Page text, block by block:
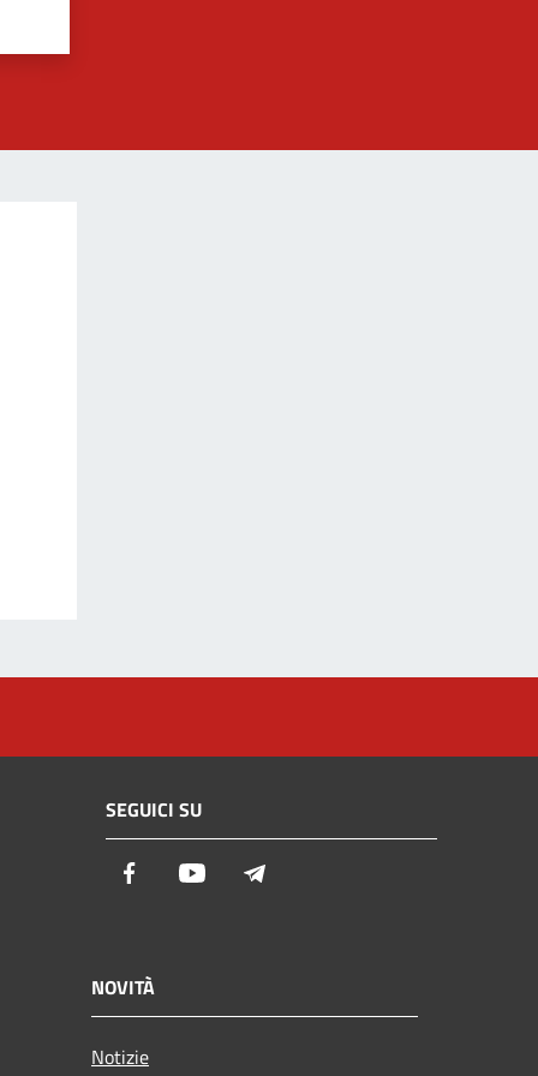
SEGUICI SU
Facebook Youtube
NOVITÀ
Notizie